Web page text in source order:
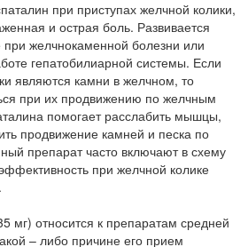
при приступах желчной колики,
и острая боль. Развивается
желчнокаменной болезни или
гепатобилиарной системы. Если
являются камни в желчном, то
при их продвижению по желчным
помогает расслабить мышцы,
продвижение камней и песка по
препарат часто включают в схему
при желчной колике
мг) относится к препаратам средней
– либо причине его прием